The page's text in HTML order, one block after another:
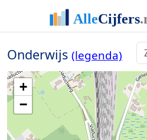
Onderwijs (legenda)
+
−